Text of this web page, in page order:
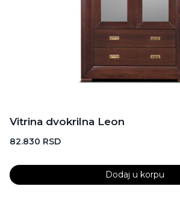
Vitrina dvokrilna Leon
82.830 RSD
Dodaj u korpu